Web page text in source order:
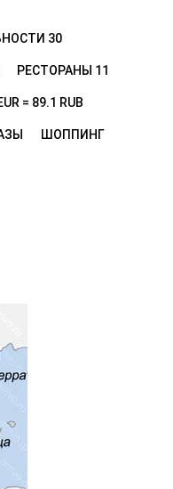
30
РЕСТОРАНЫ 11
= 89.1 RUB
ШОППИНГ